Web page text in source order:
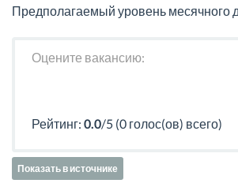
Предполагаемый уровень месячного
Оцените вакансию:
Рейтинг: 0.0/5 (0 голос(ов) всего)
Показать в источнике